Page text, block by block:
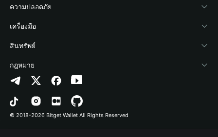
Academy
ข่าวสารด้านคริปโต
ศูนย์ช่วยเหลือ
ติดต่อเรา
ทรัพยากรข้อมูลของแบรนด์
อาชีพ
Stablecoin Earn
Payfi Crypto
Crypto Swap API
Altcoin Season Index
Prediction Markets
DApp
นักพัฒนา
เชื่อมต่อ Wallet
Bitget Wallet Pay
ลิสต์โปรเจกต์
ความปลอดภัย
Protection Fund
เทคโนโลยีความปลอดภัย
เครื่องมือ
ซื้อคริปโต
การตรวจจับการอนุญาต
การตรวจจับสัญญา
การโอนเป็นชุด
สินทรัพย์
Arbitrum
Avalanche
Bitcoin
กฎหมาย
นโยบายความเป็นส่วนตัว
ข้อตกลงในการใช้บริการ
© 2018-2026 Bitget Wallet All Rights Reserved